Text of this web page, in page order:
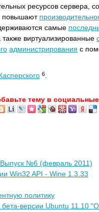
ресурсов сервера,
повышают
самые
виртуализированные
администрирования с
6
тему в
№6 (февраль 2011)
Win32 API - Wine 1.3.33
политику
версии Ubuntu 11.10